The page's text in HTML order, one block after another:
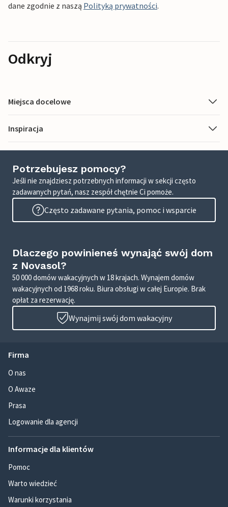
dane zgodnie z naszą Polityką prywatności.
Odkryj
Miejsca docelowe
Inspiracja
Potrzebujesz pomocy?
Jeśli nie znajdziesz potrzebnych informacji w sekcji często
zadawanych pytań, nasz zespół chętnie Ci pomoże.
Często zadawane pytania, pomoc i wsparcie
Dlaczego powinieneś wynająć swój dom
z Novasol?
50 000 domów wakacyjnych w 18 krajach. Wynajem domów
wakacyjnych od 1968 roku. Biura obsługi w całej Europie. Brak
opłat za rezerwację.
Wynajmij swój dom wakacyjny
Firma
O nas
O Awaze
Prasa
Logowanie dla agencji
Informacje dla klientów
Pomoc
Warto wiedzieć
Warunki korzystania